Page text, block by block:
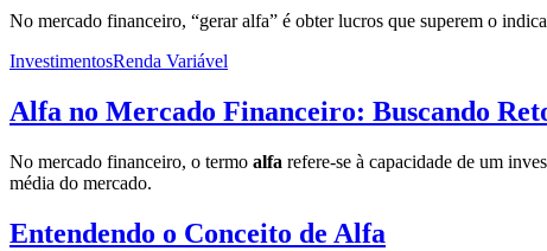
No mercado financeiro, “gerar alfa” é obter lucros que superem o
InvestimentosRenda Variável
Alfa no Mercado Financeiro: Buscando
No mercado financeiro, o termo alfa refere-se à capacidade de um
média do mercado.
Entendendo o Conceito de Alfa